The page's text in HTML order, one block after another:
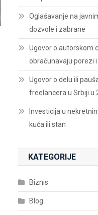
Oglašavanje na
dozvole i zabrane
Ugovor o autorskom
obračunavaju porezi
Ugovor o delu ili
freelancera u Srbiji u
Investicija u
kuća ili stan
KATEGORIJE
Biznis
Blog